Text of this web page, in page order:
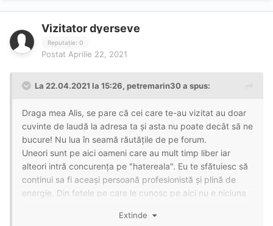
Vizitator dyerseve
Reputație: 0
Postat Aprilie 22, 2021
La 22.04.2021 la 15:26, petremarin30a spus:
Draga mea Alis, se pare că cei care te-au vizitat au doar
cuvinte de laudă la adresa ta și asta nu poate decât să ne
bucure! Nu lua în seamă răutățile de pe forum.
Uneori sunt pe aici oameni care au mult timp liber iar
alteori intră concurența pe "hatereala". Eu te sfătuiesc să
continui sa fi aceași persoană profesionistă și plină de
energie. Din fetele pe care le cunosc pe aici nu e niciuna
tu. Și fi sigură că asta dacă pe noi ne bucură pe alții
Extinde